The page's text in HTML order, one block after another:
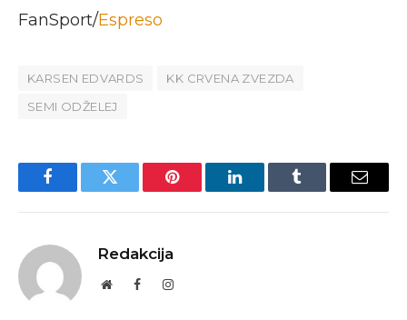
FanSport/Espreso
KARSEN EDVARDS
KK CRVENA ZVEZDA
SEMI ODŽELEJ
FacebookTwitter Pinterest LinkedInTumblr Email
Redakcija
WebsiteFacebookInstagram